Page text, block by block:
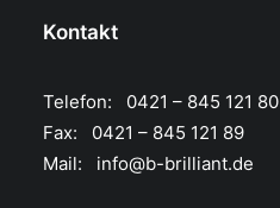
Kontakt
Telefon: 0421 – 845 121 80
Fax: 0421 – 845 121 89
Mail: info@b-brilliant.de